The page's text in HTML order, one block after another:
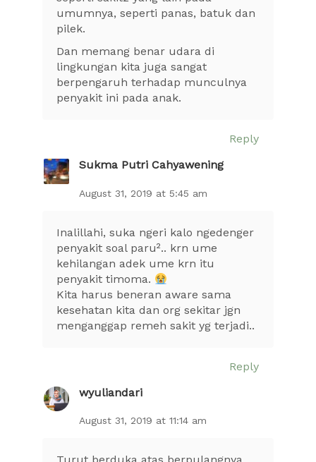
umumnya, seperti panas, batuk dan
pilek.
Dan memang benar udara di
lingkungan kita juga sangat
berpengaruh terhadap munculnya
penyakit ini pada anak.
Reply
Sukma Putri Cahyawening
August 31, 2019 at 5:45 am
Inalillahi, suka ngeri kalo ngedenger
penyakit soal paru².. krn ume
kehilangan adek ume krn itu
penyakit timoma.
Kita harus beneran aware sama
kesehatan kita dan org sekitar jgn
menganggap remeh sakit yg terjadi..
Reply
wyuliandari
August 31, 2019 at 11:14 am